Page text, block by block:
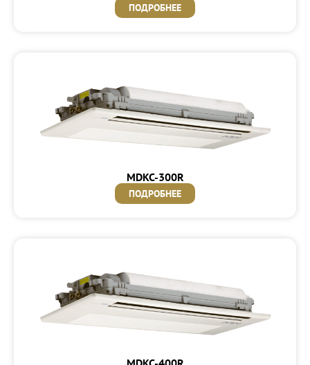
ПОДРОБНЕЕ
MDKC-300R
ПОДРОБНЕЕ